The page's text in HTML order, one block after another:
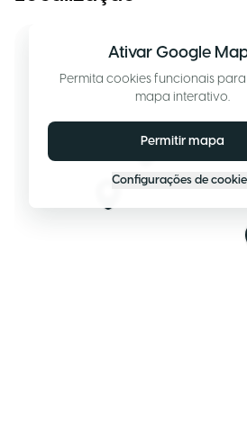
Ativar Google
Permita cookies funcionais
mapa interativo.
Permitir mapa
Configurações de